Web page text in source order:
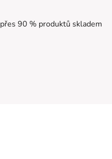
90 % produktů skladem